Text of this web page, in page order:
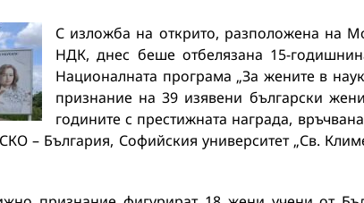
С изложба на открито, разположена на
НДК, днес беше отбелязана 15-
Националната програма „За жените в
признание на 39 изявени български
годините с престижната награда,
– България, Софийския университет „Св.